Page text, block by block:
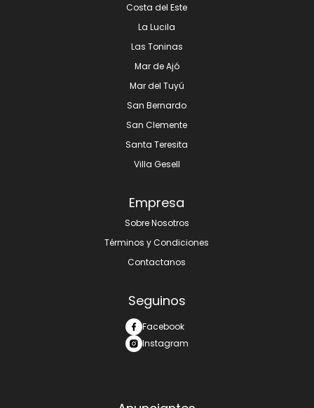
Costa del Este
La Lucila
Las Toninas
Mar de Ajó
Mar del Tuyú
San Bernardo
San Clemente
Santa Teresita
Villa Gesell
Empresa
Sobre Nosotros
Términos y Condiciones
Contactanos
Seguinos
Facebook
Instagram